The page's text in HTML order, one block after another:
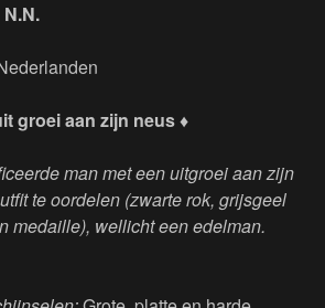
groei aan zijn neus ♦
man met een uitgroei aan zijn
te oordelen (zwarte rok, grijsgeel
medaille), wellicht een edelman.